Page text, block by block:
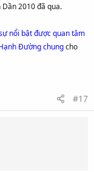
2010 đã qua.
nổi bật được quan tâm
Đường chungcho
#17